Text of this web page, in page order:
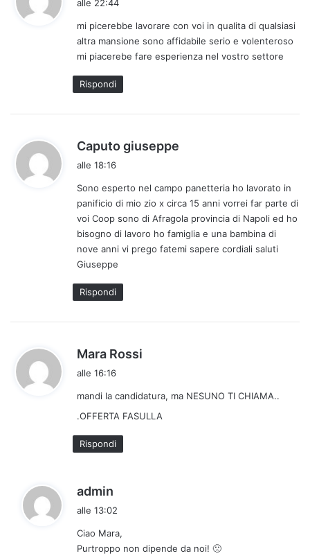
e
t
t
o
:
alle 22:44
mi picerebbe lavorare con voi in qualita di qualsiasi
altra mansione sono affidabile serio e volenteroso
mi piacerebe fare esperienza nel vostro settore
Rispondi
Caputo giuseppe
e
t
t
o
:
alle 18:16
Sono esperto nel campo panetteria ho lavorato in
panificio di mio zio x circa 15 anni vorrei far parte di
voi Coop sono di Afragola provincia di Napoli ed ho
bisogno di lavoro ho famiglia e una bambina di
nove anni vi prego fatemi sapere cordiali saluti
Giuseppe
Rispondi
Mara Rossi
e
t
alle 16:16
mandi la candidatura, ma NESUNO TI CHIAMA..
.OFFERTA FASULLA
Rispondi
admin
e
t
alle 13:02
Ciao Mara,
Purtroppo non dipende da noi! 🙁